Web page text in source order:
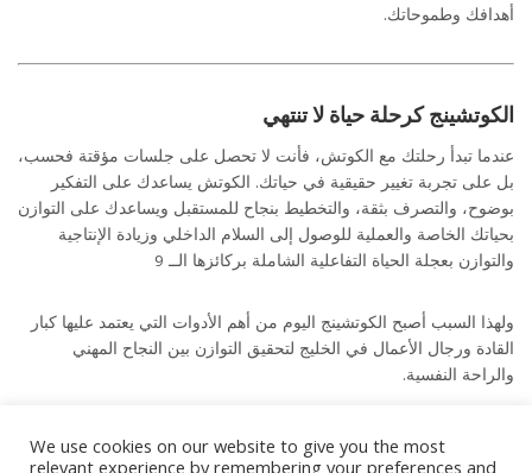
أهدافك وطموحاتك.
الكوتشينج كرحلة حياة لا تنتهي
عندما تبدأ رحلتك مع الكوتش، فأنت لا تحصل على جلسات مؤقتة فحسب،
بل على تجربة تغيير حقيقية في حياتك. الكوتش يساعدك على التفكير
بوضوح، والتصرف بثقة، والتخطيط بنجاح للمستقبل ويساعدك على التوازن
بحياتك الخاصة والعملية للوصول إلى السلام الداخلي وزيادة الإنتاجية
والتوازن بعجلة الحياة التفاعلية الشاملة بركائزها الــ 9
ولهذا السبب أصبح الكوتشينج اليوم من أهم الأدوات التي يعتمد عليها كبار
القادة ورجال الأعمال في الخليج لتحقيق التوازن بين النجاح المهني
والراحة النفسية.
We use cookies on our website to give you the most
relevant experience by remembering your preferences and